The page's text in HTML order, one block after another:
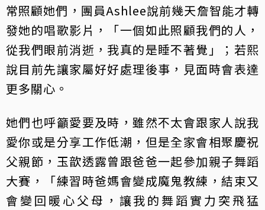
常照顧她們，團員Ashlee說前幾天詹智能才轉
發她的唱歌影片，「一個如此照顧我們的人，
從我們眼前消逝，我真的是睡不著覺」；若熙
說目前先讓家屬好好處理後事，見面時會表達
更多關心。
她們也呼籲愛要及時，雖然不太會跟家人說我
愛你或是分享工作低潮，但是全家會相聚慶祝
父親節，玉歆透露曾跟爸爸一起參加親子舞蹈
大賽，「練習時爸媽會變成魔鬼教練，結束又
會變回暖心父母，讓我的舞蹈實力突飛猛